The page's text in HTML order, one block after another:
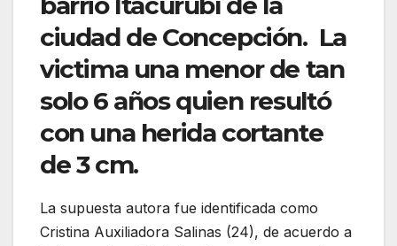
ciudad de Concepción. La
victima una menor de tan
solo 6 años quien resultó
con una herida cortante
de 3 cm.
La supuesta autora fue identificada como
Cristina Auxiliadora Salinas (24), de acuerdo a